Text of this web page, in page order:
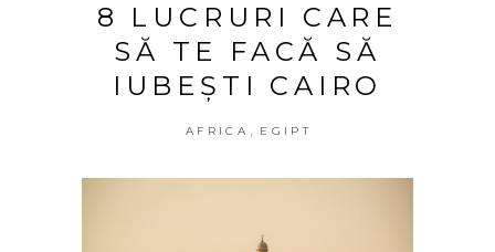
8 LUCRURI CARE
SĂ TE FACĂ SĂ
IUBEȘTI CAIRO
AFRICA EGIPT